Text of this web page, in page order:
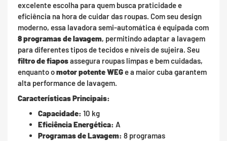
excelente escolha para quem busca praticidade e
eficiência na hora de cuidar das roupas. Com seu design
moderno, essa lavadora semi-automática é equipada com
8 programas de lavagem, permitindo adaptar a lavagem
para diferentes tipos de tecidos e níveis de sujeira. Seu
filtro de fiaposassegura roupas limpas e bem cuidadas,
enquanto omotor potente WEGe a maior cuba garantem
alta performance de lavagem.
Características Principais:
Capacidade: 10 kg
Eficiência Energética: A
Programas de Lavagem: 8 programas